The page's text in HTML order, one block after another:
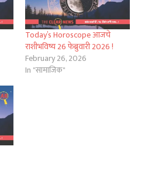
Today’s Horoscope आजचे
राशीभविष्य 26 फेब्रुवारी 2026 !
February 26, 2026
In "सामाजिक"